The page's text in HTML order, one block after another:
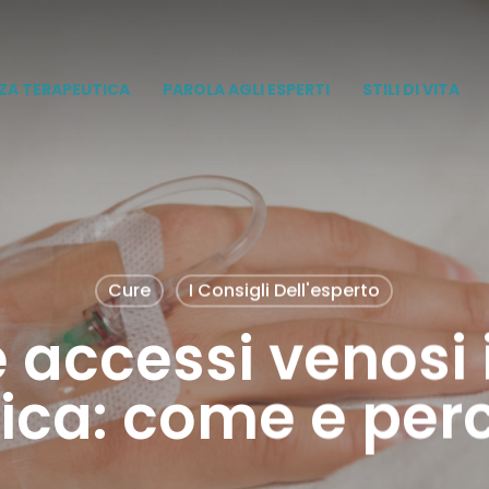
TERAPEUTICA PAROLA AGLI ESPERTI STILI DI VITA
Cure I Consigli Dell'esperto
accessi venosi
come e